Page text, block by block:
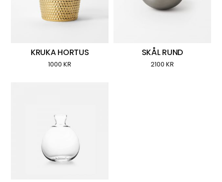
KRUKA HORTUS
1000KR
SKÅL RUND
2100 KR